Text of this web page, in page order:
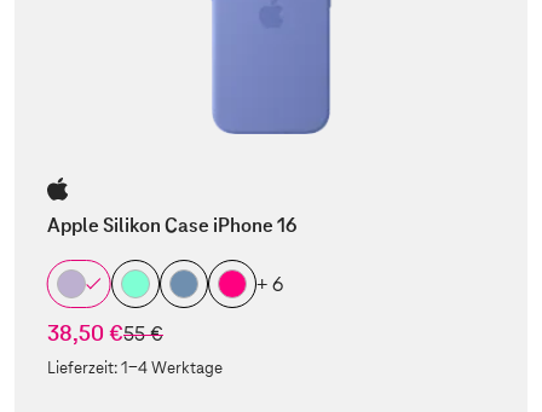
Apple Silikon Case iPhone 16
+ 6
38,50 €statt
55 €
Lieferzeit:1-4 Werktage